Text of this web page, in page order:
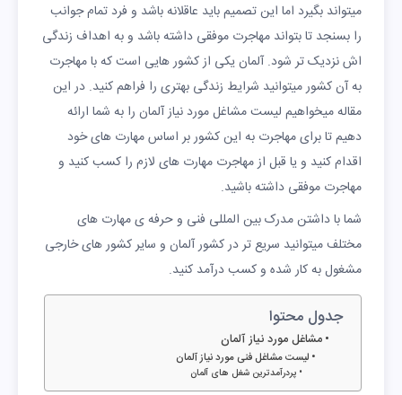
میتواند بگیرد اما این تصمیم باید عاقلانه باشد و فرد تمام جوانب
را بسنجد تا بتواند مهاجرت موفقی داشته باشد و به اهداف زندگی
اش نزدیک تر شود. آلمان یکی از کشور هایی است که با مهاجرت
به آن کشور میتوانید شرایط زندگی بهتری را فراهم کنید. در این
مقاله میخواهیم لیست مشاغل مورد نیاز آلمان را به شما ارائه
دهیم تا برای مهاجرت به این کشور بر اساس مهارت های خود
اقدام کنید و یا قبل از مهاجرت مهارت های لازم را کسب کنید و
مهاجرت موفقی داشته باشید.
شما با داشتن مدرک بین المللی فنی و حرفه ی مهارت های
مختلف میتوانید سریع تر در کشور آلمان و سایر کشور های خارجی
مشغول به کار شده و کسب درآمد کنید.
جدول محتوا
مشاغل مورد نیاز آلمان
لیست مشاغل فنی مورد نیاز آلمان
پردرآمدترین شغل های آلمان